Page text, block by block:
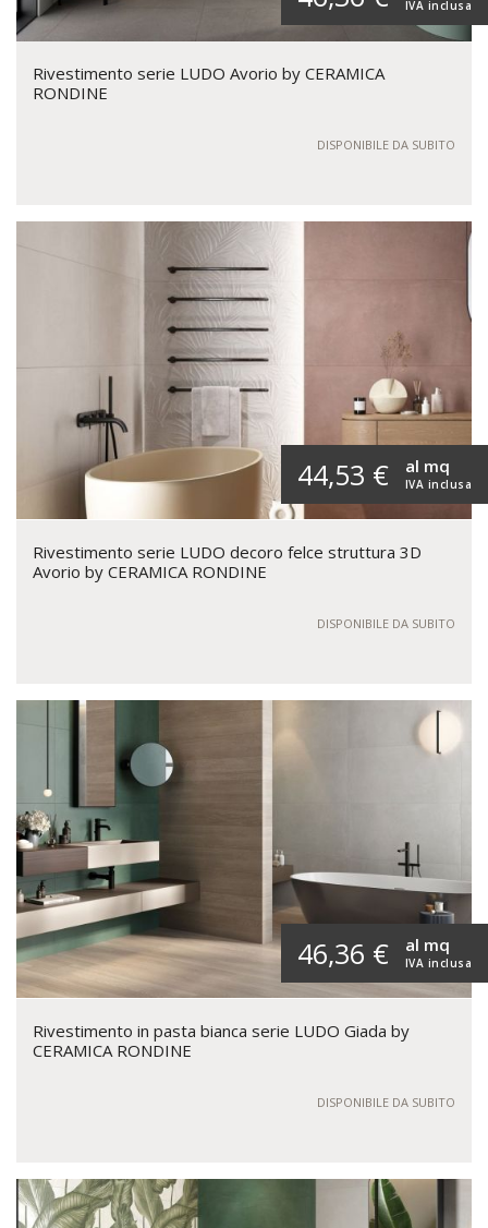
IVA inclusa
Rivestimento serie LUDO Avorio by CERAMICA
RONDINE
DISPONIBILE DA SUBITO
44,53 € IVA inclusa
al mq
Rivestimento serie LUDO decoro felce struttura 3D
Avorio by CERAMICA RONDINE
DISPONIBILE DA SUBITO
46,36 € IVA inclusa
al mq
Rivestimento in pasta bianca serie LUDO Giada by
CERAMICA RONDINE
DISPONIBILE DA SUBITO